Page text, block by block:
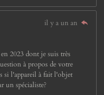
il y a un an
2023 dont je suis très
à propos de votre
si l'appareil à fait l'objet
un spécialiste?